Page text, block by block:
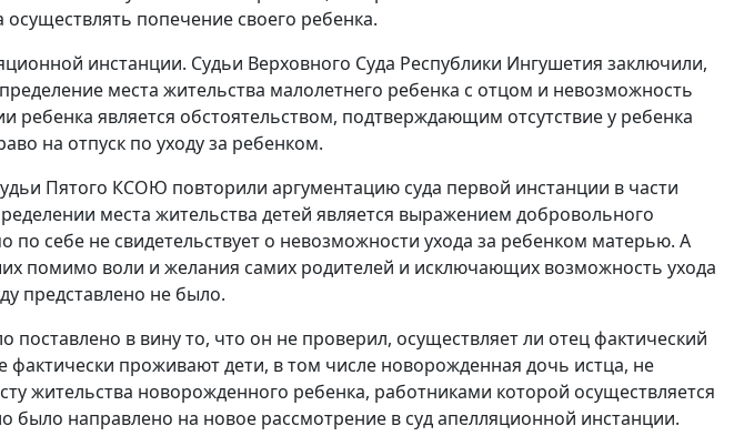
попечение своего ребенка.
инстанции. Судьи Верховного Суда Республики Ингушетия заключили,
места жительства малолетнего ребенка с отцом и невозможность
ребенка является обстоятельством, подтверждающим отсутствие у ребенка
на отпуск по уходу за ребенком.
Пятого КСОЮ повторили аргументацию суда первой инстанции в части
места жительства детей является выражением добровольного
по себе не свидетельствует о невозможности ухода за ребенком матерью. А
помимо воли и желания самих родителей и исключающих возможность ухода
представлено не было.
поставлено в вину то, что он не проверил, осуществляет ли отец фактический
фактически проживают дети, в том числе новорожденная дочь истца, не
жительства новорожденного ребенка, работниками которой осуществляется
было направлено на новое рассмотрение в суд апелляционной инстанции.